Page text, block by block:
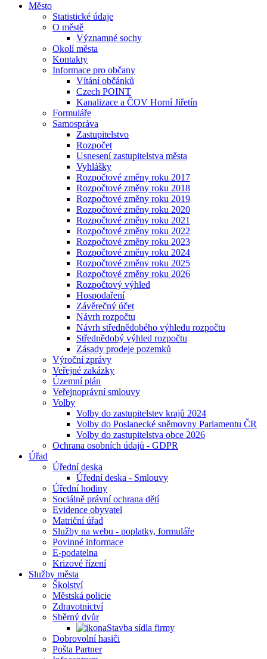
Město
Statistické údaje
O městě
Významné sochy
Okolí města
Kontakty
Informace pro občany
Vítání občánků
Czech POINT
Kanalizace a ČOV Horní Jiřetín
Formuláře
Samospráva
Zastupitelstvo
Rozpočet
Usnesení zastupitelstva města
Vyhlášky
Rozpočtové změny roku 2017
Rozpočtové změny roku 2018
Rozpočtové změny roku 2019
Rozpočtové změny roku 2020
Rozpočtové změny roku 2021
Rozpočtové změny roku 2022
Rozpočtové změny roku 2023
Rozpočtové změny roku 2024
Rozpočtové změny roku 2025
Rozpočtové změny roku 2026
Rozpočtový výhled
Hospodaření
Závěrečný účet
Návrh rozpočtu
Návrh střednědobého výhledu rozpočtu
Střednědobý výhled rozpočtu
Zásady prodeje pozemků
Výroční zprávy
Veřejné zakázky
Územní plán
Veřejnoprávní smlouvy
Volby
Volby do zastupitelstev krajů 2024
Volby do Poslanecké sněmovny Parlamentu ČR
Volby do zastupitelstva obce 2026
Ochrana osobních údajů - GDPR
Úřad
Úřední deska
Úřední deska - Smlouvy
Úřední hodiny
Sociálně právní ochrana dětí
Evidence obyvatel
Matriční úřad
Služby na webu - poplatky, formuláře
Povinné informace
E-podatelna
Krizové řízení
Služby města
Školství
Městská policie
Zdravotnictví
Sběrný dvůr
Stavba sídla firmy
Dobrovolní hasiči
Pošta Partner